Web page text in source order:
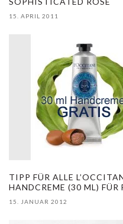
15. APRIL 2011
TIPP FÜR ALLE
HANDCREME (30 ML) FÜR
15. JANUAR 2012